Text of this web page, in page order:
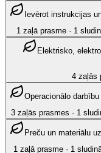
Ievērot instrukcijas
1 zaļā prasme · 1
Elektrisko,
4 zaļās
Operacionālo
3 zaļās prasmes · 1
Preču un materiālu
1 zaļā prasme · 1